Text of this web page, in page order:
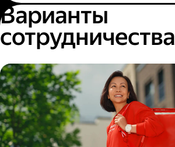
Варианты
сотрудничества